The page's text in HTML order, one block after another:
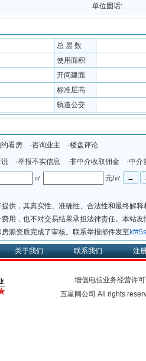
单位固话:
总 层 数
使用面积
开间建面
标准层高
轨道公交
看房 ·咨询业主 ·楼盘评论
·举报不实信息 ·非中介收取佣金 ·中介
㎡
元/㎡
供，其真实性、准确性、合法性和最终解
用，也不对交易结果承担法律责任。本站
源资质完成了审核。联系举报邮件发至
关于我们 联系我们 注
增值电信业务经营许
五星网公司 All rights